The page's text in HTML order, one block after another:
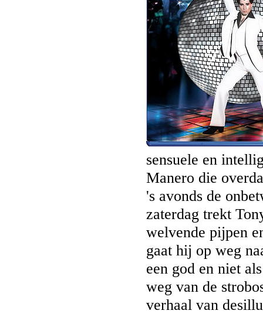
sensuele en
Manero die
's avonds de
zaterdag trekt
welvende pijpen
gaat hij op weg
een god en niet
weg van de
verhaal van